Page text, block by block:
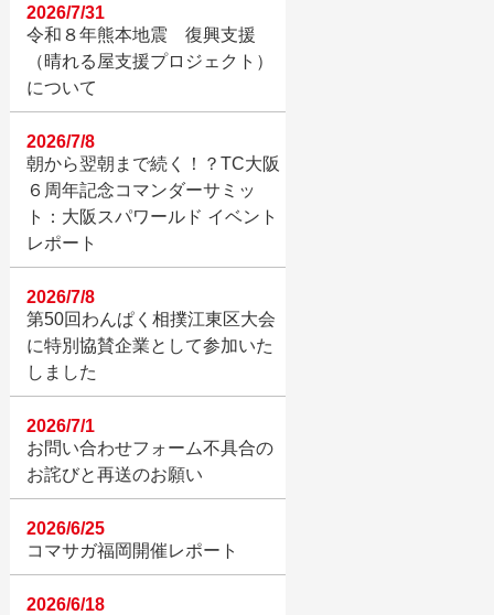
令和８年熊本地震 復興支援
（晴れる屋支援プロジェクト）
について
2026/7/31
朝から翌朝まで続く！？TC大阪
６周年記念コマンダーサミッ
ト：大阪スパワールド イベント
レポート
2026/7/8
第50回わんぱく相撲江東区大会
に特別協賛企業として参加いた
しました
2026/7/8
お問い合わせフォーム不具合の
お詫びと再送のお願い
2026/7/1
コマサガ福岡開催レポート
2026/6/25
2026/6/18